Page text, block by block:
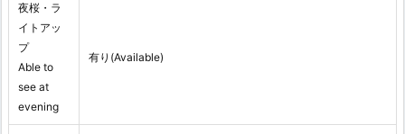
夜桜・ラ
イトアッ
プ
Able to
see at
evening
有り(Available)